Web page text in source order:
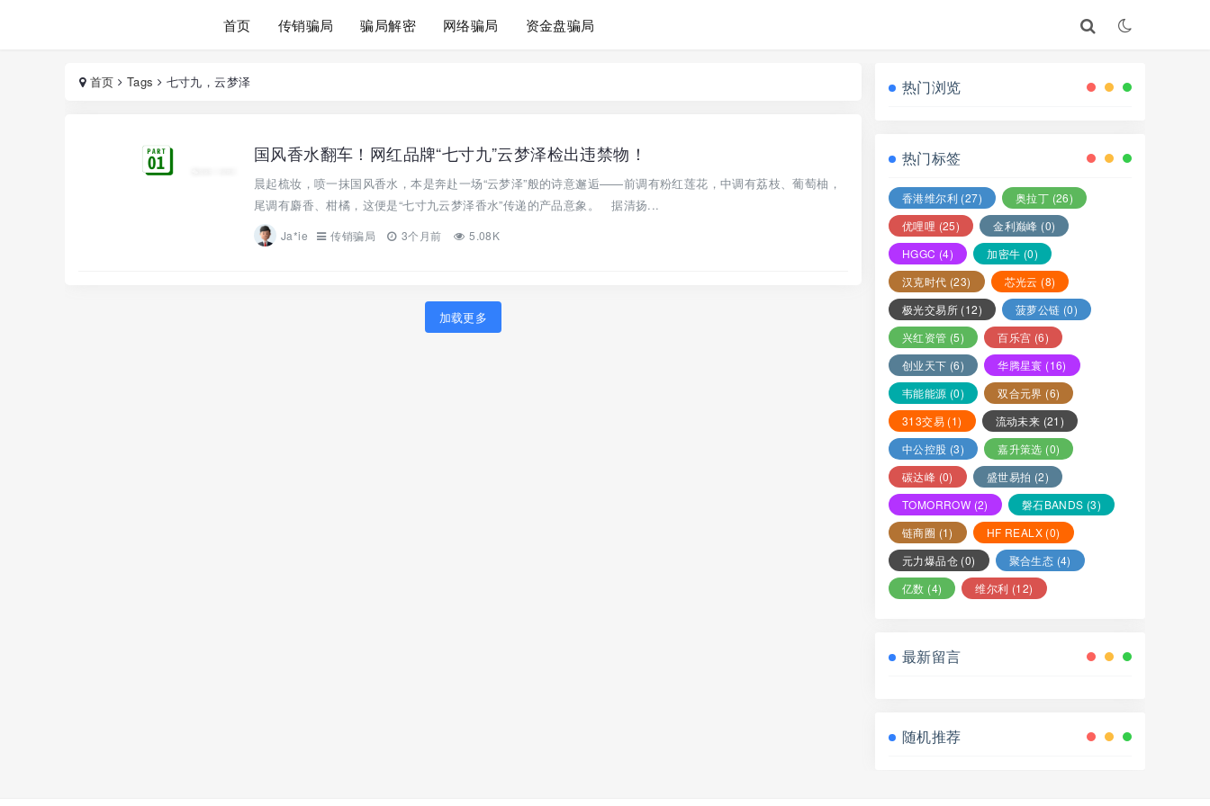
首页 传销骗局 骗局解密 网络骗局 资金盘骗局
首页 Tags 七寸九，云梦泽
国风香水翻车！网红品牌“七寸九”云梦泽检出违禁物！
晨起梳妆，喷一抹国风香水，本是奔赴一场“云梦泽”般的诗意邂逅——前调有粉红莲花，中调有荔枝、葡萄柚，
尾调有麝香、柑橘，这便是“七寸九云梦泽香水”传递的产品意象。 据清扬...
Ja*ie 传销骗局 3个月前 5.08K
加载更多
热门浏览
热门标签
香港维尔利 (27) 奥拉丁 (26)
优哩哩 (25) 金利巅峰 (0)
HGGC (4) 加密牛 (0)
汉克时代 (23) 芯光云 (8)
极光交易所 (12) 菠萝公链 (0)
兴红资管 (5) 百乐宫 (6)
创业天下 (6) 华腾星寰 (16)
韦能能源 (0) 双合元界 (6)
313交易 (1) 流动未来 (21)
中公控股 (3) 嘉升策选 (0)
碳达峰 (0) 盛世易拍 (2)
TOMORROW (2) 磐石BANDS (3)
链商圈 (1) HF REALX (0)
元力爆品仓 (0) 聚合生态 (4)
亿数 (4) 维尔利 (12)
最新留言
随机推荐